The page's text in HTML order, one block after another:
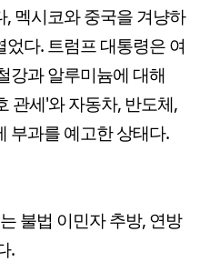
멕시코와 중국을 겨냥하
다. 트럼프 대통령은 여
강과 알루미늄에 대해
관세'와 자동차, 반도체,
부과를 예고한 상태다.
불법 이민자 추방, 연방
.